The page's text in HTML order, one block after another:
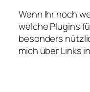
Wenn Ihr noch
welche Plugins
besonders
mich über Links